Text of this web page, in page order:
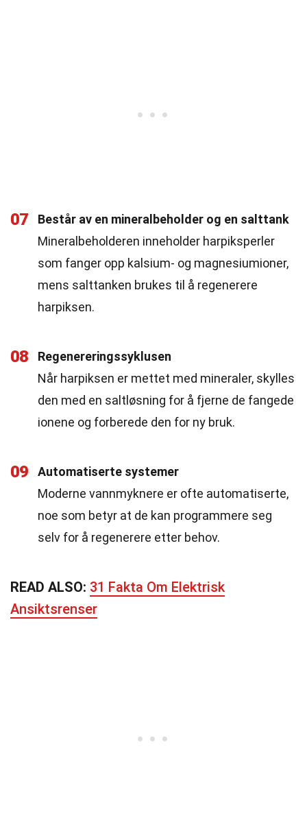
07
Består av en mineralbeholder og en salttank
Mineralbeholderen inneholder harpiksperler
som fanger opp kalsium- og magnesiumioner,
mens salttanken brukes til å regenerere
harpiksen.
08
Regenereringssyklusen
Når harpiksen er mettet med mineraler, skylles
den med en saltløsning for å fjerne de fangede
ionene og forberede den for ny bruk.
09
Automatiserte systemer
Moderne vannmyknere er ofte automatiserte,
noe som betyr at de kan programmere seg
selv for å regenerere etter behov.
READ ALSO: 31 Fakta Om Elektrisk
Ansiktsrenser